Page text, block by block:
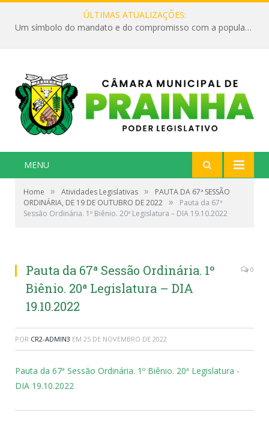
ÚLTIMAS ATUALIZAÇÕES:
Um símbolo do mandato e do compromisso com a população
MENU
Home » Atividades Legislativas »
PAUTA DA 67ª SESSÃO
ORDINÁRIA, DE 19 DE OUTUBRO DE 2022 »
Pauta da 67ª
Sessão Ordinária. 1º Biênio. 20ª Legislatura – DIA 19.10.2022
Pauta da 67ª Sessão Ordinária. 1º
Biênio. 20ª Legislatura – DIA
19.10.2022
0
POR CR2-ADMIN3 EM 25 DE NOVEMBRO DE 2022
Pauta da 67ª Sessão Ordinária. 1º Biênio. 20ª Legislatura -
DIA 19.10.2022